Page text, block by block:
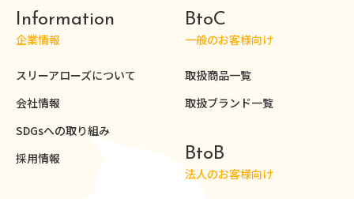
Information
企業情報
スリーアローズについて
会社情報
SDGsへの取り組み
採用情報
BtoC
一般のお客様向け
取扱商品一覧
取扱ブランド一覧
BtoB
法人のお客様向け